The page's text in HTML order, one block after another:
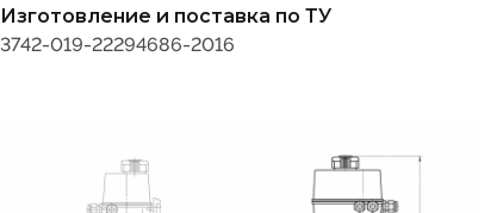
Изготовление и поставка по ТУ
3742-019-22294686-2016